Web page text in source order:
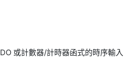
或計數器/計時器函式的時序輸入